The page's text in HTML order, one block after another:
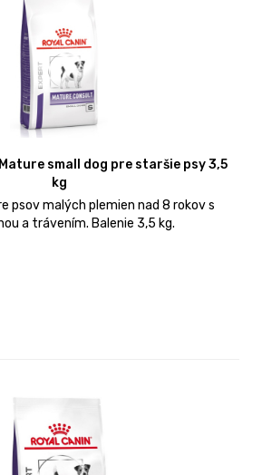
small dog pre staršie psy 3,5
kg
psov malých plemien nad 8 rokov s
a trávením. Balenie 3,5 kg.